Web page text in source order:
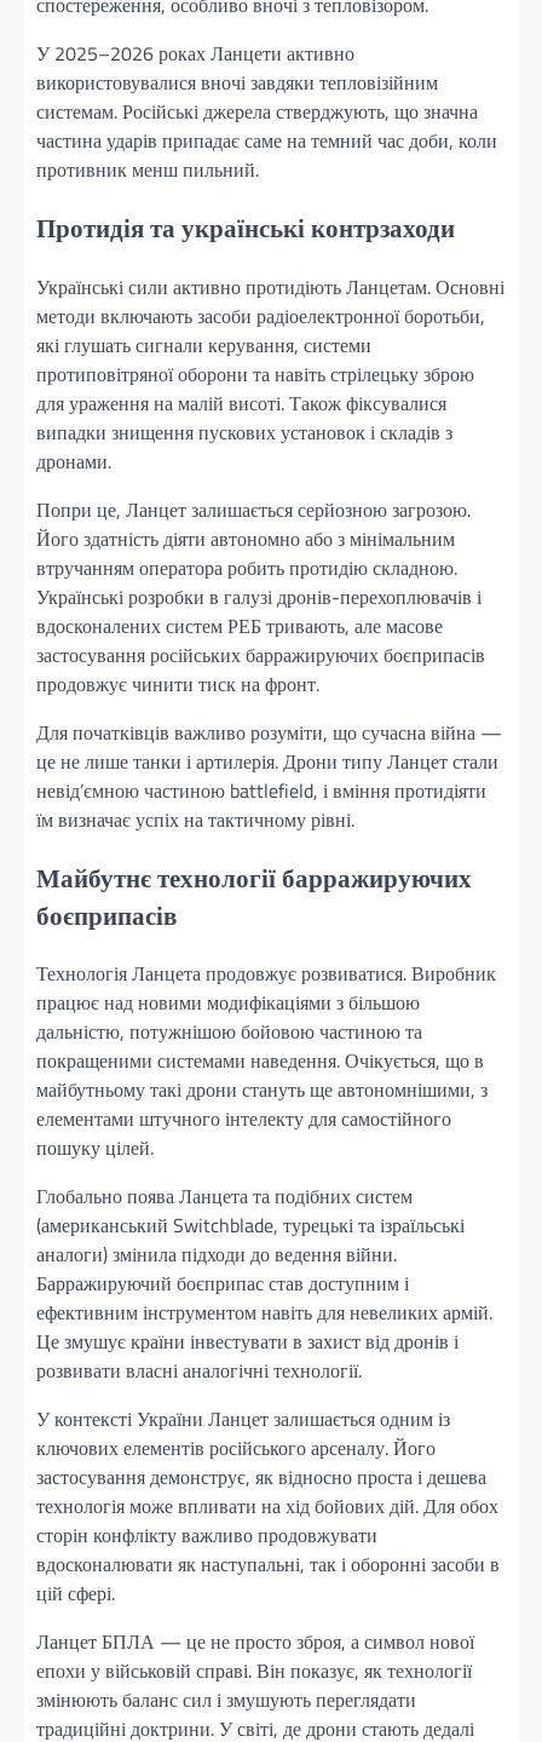
У 2025–2026 роках Ланцети активно
використовувалися вночі завдяки тепловізійним
системам. Російські джерела стверджують, що значна
частина ударів припадає саме на темний час доби, коли
противник менш пильний.
Протидія та українські контрзаходи
Українські сили активно протидіють Ланцетам. Основні
методи включають засоби радіоелектронної боротьби,
які глушать сигнали керування, системи
протиповітряної оборони та навіть стрілецьку зброю
для ураження на малій висоті. Також фіксувалися
випадки знищення пускових установок і складів з
дронами.
Попри це, Ланцет залишається серйозною загрозою.
Його здатність діяти автономно або з мінімальним
втручанням оператора робить протидію складною.
Українські розробки в галузі дронів-перехоплювачів і
вдосконалених систем РЕБ тривають, але масове
застосування російських барражируючих боєприпасів
продовжує чинити тиск на фронт.
Для початківців важливо розуміти, що сучасна війна —
це не лише танки і артилерія. Дрони типу Ланцет стали
невід’ємною частиною battlefield, і вміння протидіяти
їм визначає успіх на тактичному рівні.
Майбутнє технології барражируючих
боєприпасів
Технологія Ланцета продовжує розвиватися. Виробник
працює над новими модифікаціями з більшою
дальністю, потужнішою бойовою частиною та
покращеними системами наведення. Очікується, що в
майбутньому такі дрони стануть ще автономнішими, з
елементами штучного інтелекту для самостійного
пошуку цілей.
Глобально поява Ланцета та подібних систем
(американський Switchblade, турецькі та ізраїльські
аналоги) змінила підходи до ведення війни.
Барражируючий боєприпас став доступним і
ефективним інструментом навіть для невеликих армій.
Це змушує країни інвестувати в захист від дронів і
розвивати власні аналогічні технології.
У контексті України Ланцет залишається одним із
ключових елементів російського арсеналу. Його
застосування демонструє, як відносно проста і дешева
технологія може впливати на хід бойових дій. Для обох
сторін конфлікту важливо продовжувати
вдосконалювати як наступальні, так і оборонні засоби в
цій сфері.
Ланцет БПЛА — це не просто зброя, а символ нової
епохи у військовій справі. Він показує, як технології
змінюють баланс сил і змушують переглядати
традиційні доктрини. У світі, де дрони стають дедалі